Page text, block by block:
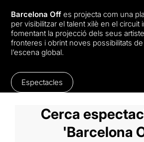
Barcelona Off es projecta com una
per visibilitzar el talent xilè en el circuit
fomentant la projecció dels seus
fronteres i obrint noves possibilitats de
l’escena global.
Espectacles
Cerca
'Barcelona